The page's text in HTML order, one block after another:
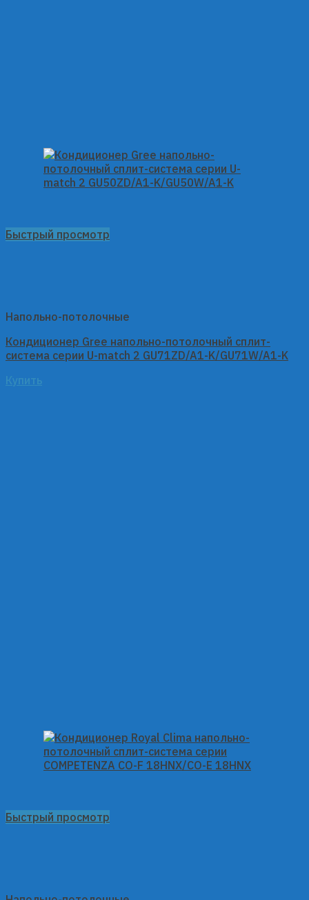
Быстрый просмотр
Напольно-потолочные
Кондиционер Gree напольно-потолочный сплит-
система серии U-match 2 GU71ZD/A1-K/GU71W/A1-K
Купить
Быстрый просмотр